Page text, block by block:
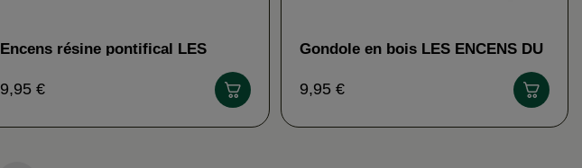
Encens résine pontifical LES
9,95 €
Gondole en bois LES ENCENS DU
9,95 €